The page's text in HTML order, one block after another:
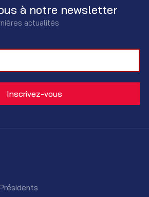
à notre newsletter
actualités